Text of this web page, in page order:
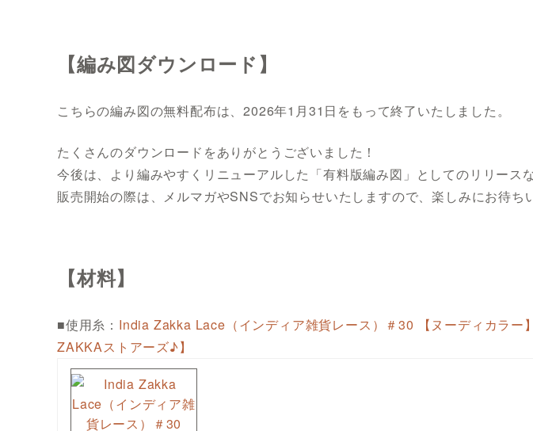
【編み図ダウンロード】
こちらの編み図の無料配布は、2026年1月31日をもって終了いたしました。
たくさんのダウンロードをありがとうございました！
今後は、より編みやすくリニューアルした「有料版編み図」としてのリリース
販売開始の際は、メルマガやSNSでお知らせいたしますので、楽しみにお待ち
【材料】
■使用糸： India Zakka Lace（インディア雑貨レース）＃30 【ヌーディカラ
ZAKKAストアーズ♪】